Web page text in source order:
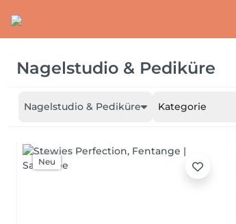
Nagelstudio & Pediküre
Nagelstudio & Pediküre Kategorie
Neu